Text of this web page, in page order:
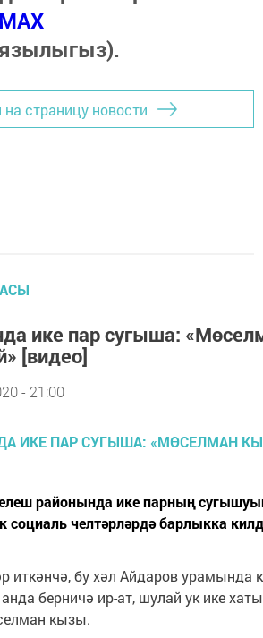
MAX
на страницу новости
ике пар сугыша:
[видео]
- 21:00
районында ике парның
социаль челтәрләрдә барлыкка
иткәнчә, бу хәл Айдаров урамында
берничә ир-ат, шулай ук ике
кызы.